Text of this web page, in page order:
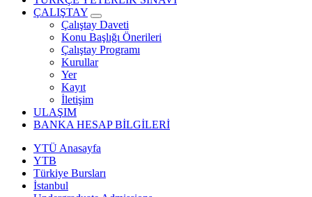
ÇALIŞTAY
Çalıştay Daveti
Konu Başlığı Önerileri
Çalıştay Programı
Kurullar
Yer
Kayıt
İletişim
ULAŞIM
BANKA HESAP BİLGİLERİ
YTÜ Anasayfa
YTB
Türkiye Bursları
İstanbul